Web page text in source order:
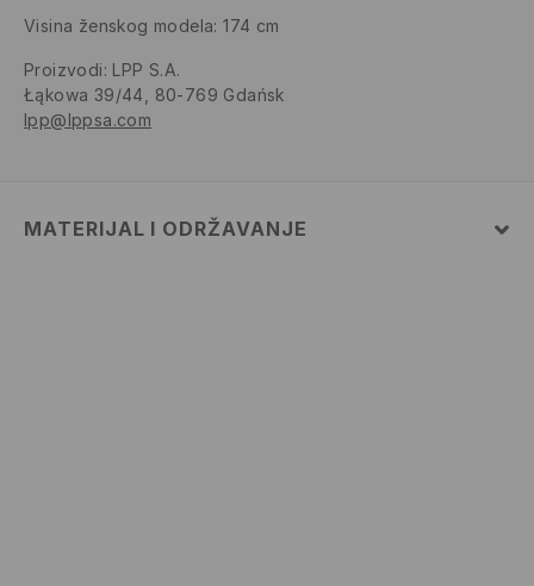
Visina ženskog modela: 174 cm
Proizvodi: LPP S.A.
Łąkowa 39/44, 80-769 Gdańsk
lpp@lppsa.com
MATERIJAL I ODRŽAVANJE